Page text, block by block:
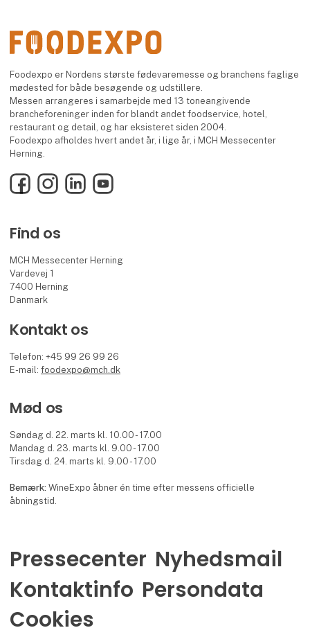
Foodexpo er Nordens største fødevaremesse og branchens faglige
mødested for både besøgende og udstillere.
Messen arrangeres i samarbejde med 13 toneangivende
brancheforeninger inden for blandt andet foodservice, hotel,
restaurant og detail, og har eksisteret siden 2004.
Foodexpo afholdes hvert andet år, i lige år, i MCH Messecenter
Herning.
FacebookInstagramLinkedInYouTube
Find os
MCH Messecenter Herning
Vardevej 1
7400 Herning
Danmark
Kontakt os
Telefon: +45 99 26 99 26
E-mail:foodexpo@mch.dk
Mød os
Søndag d. 22. marts kl. 10.00 - 17.00
Mandag d. 23. marts kl. 9.00 - 17.00
Tirsdag d. 24. marts kl. 9.00 - 17.00
Bemærk:WineExpo åbner én time efter messens officielle
åbningstid.
Pressecenter Nyhedsmail
Kontaktinfo Persondata
Cookies